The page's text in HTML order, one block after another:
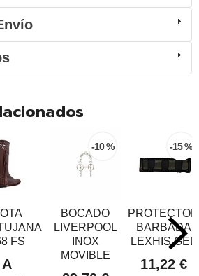
FS
A
-10 %
BOCADO
LIVERPOOL
INOX
MOVIBLE
-15 %
PROTECTOR
BARBADA
LEXHIS GEL
11,22 €